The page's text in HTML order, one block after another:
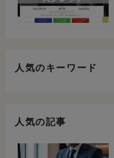
人気のキーワード
人気の記事